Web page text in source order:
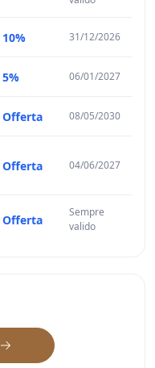
10% 31/12/2026
5% 06/01/2027
Offerta 08/05/2030
Offerta 04/06/2027
Offerta
Sempre
valido